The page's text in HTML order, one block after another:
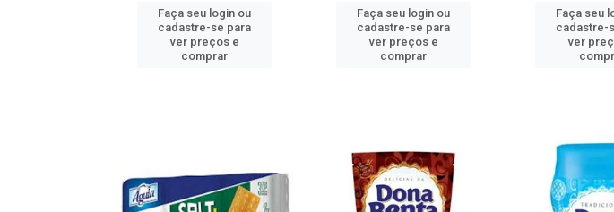
Faça seu login ou
cadastre-se para
ver preços e
comprar
Faça seu login ou
cadastre-se para
ver preços e
comprar
Faça seu
cadastre-
ver